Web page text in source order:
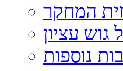
המחקר
גוש עציון
נוספות